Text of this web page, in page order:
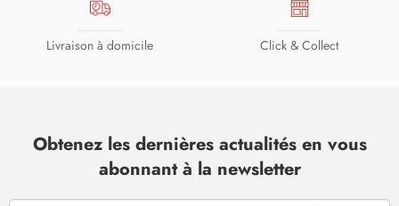
Livraison à domicile Click & Collect
Obtenez les dernières actualités en vous
abonnant à la newsletter